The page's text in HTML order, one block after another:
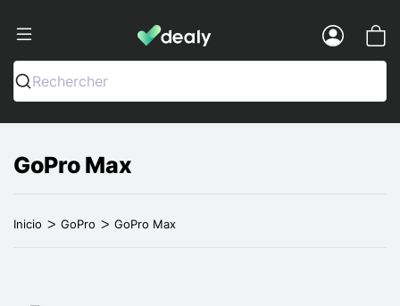
Dealy - Fundas y accesorios para
Rechercher
GoPro Max
Inicio GoPro GoPro Max